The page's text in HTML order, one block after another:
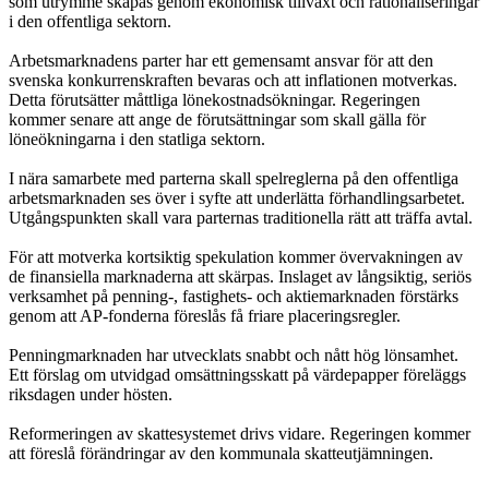
i den offentliga sektorn.
Arbetsmarknadens parter har ett gemensamt ansvar för att den
svenska konkurrenskraften bevaras och att inflationen motverkas.
Detta förutsätter måttliga lönekostnadsökningar. Regeringen
kommer senare att ange de förutsättningar som skall gälla för
löneökningarna i den statliga sektorn.
I nära samarbete med parterna skall spelreglerna på den offentliga
arbetsmarknaden ses över i syfte att underlätta förhandlingsarbetet.
Utgångspunkten skall vara parternas traditionella rätt att träffa avtal.
För att motverka kortsiktig spekulation kommer övervakningen av
de finansiella marknaderna att skärpas. Inslaget av långsiktig, seriös
verksamhet på penning-, fastighets- och aktiemarknaden förstärks
genom att AP-fonderna föreslås få friare placeringsregler.
Penningmarknaden har utvecklats snabbt och nått hög lönsamhet.
Ett förslag om utvidgad omsättningsskatt på värdepapper föreläggs
riksdagen under hösten.
Reformeringen av skattesystemet drivs vidare. Regeringen kommer
att föreslå förändringar av den kommunala skatteutjämningen.